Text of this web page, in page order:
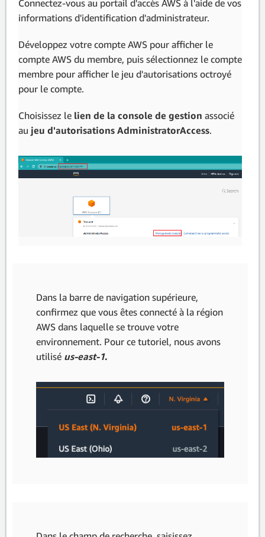
Connectez-vous au portail d'accès AWS à l'aide de vos
informations d'identification d'administrateur.
Développez votre compte AWS pour afficher le
compte AWS du membre, puis sélectionnez le compte
membre pour afficher le jeu d'autorisations octroyé
pour le compte.
Choisissez le lien de la console de gestion associé
au jeu d'autorisations AdministratorAccess.
Dans la barre de navigation supérieure,
confirmez que vous êtes connecté à la région
AWS dans laquelle se trouve votre
environnement. Pour ce tutoriel, nous avons
utilisé us-east-1.